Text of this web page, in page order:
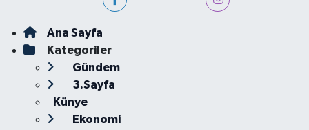
Ana Sayfa
Kategoriler
Gündem
3.Sayfa
Künye
Ekonomi